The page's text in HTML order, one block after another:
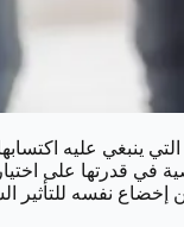
ينبغي عليه
في قدرتها على
إخضاع نفسه للتأثير